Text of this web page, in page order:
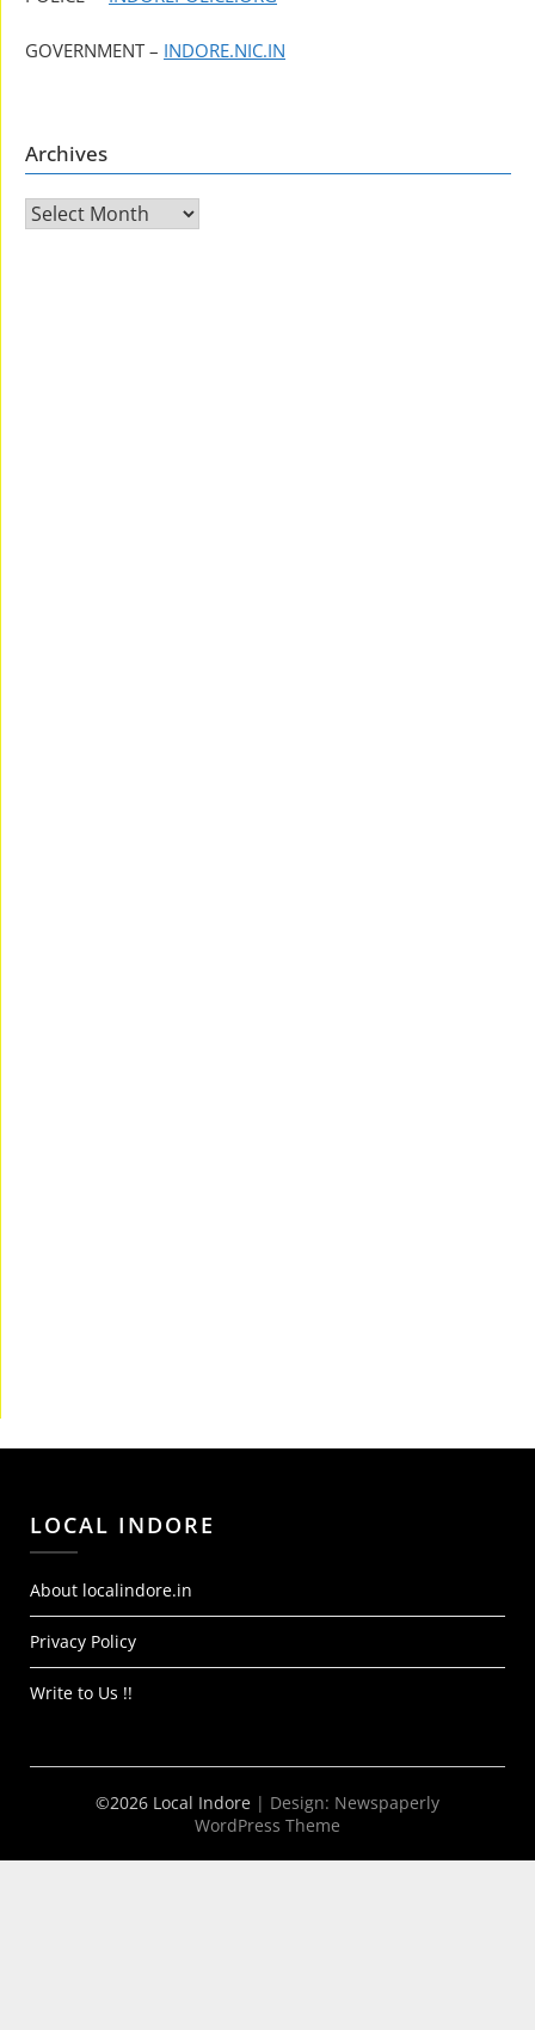
GOVERNMENT – INDORE.NIC.IN
Archives
Archives
LOCAL INDORE
About localindore.in
Privacy Policy
Write to Us !!
©2026 Local Indore | Design: Newspaperly
WordPress Theme